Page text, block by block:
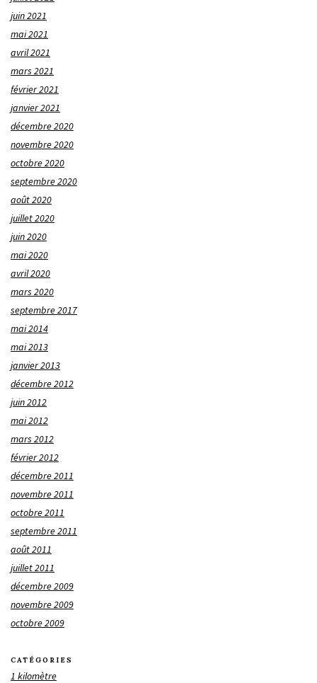
juin 2021
mai 2021
avril 2021
mars 2021
février 2021
janvier 2021
décembre 2020
novembre 2020
octobre 2020
septembre 2020
août 2020
juillet 2020
juin 2020
mai 2020
avril 2020
mars 2020
septembre 2017
mai 2014
mai 2013
janvier 2013
décembre 2012
juin 2012
mai 2012
mars 2012
février 2012
décembre 2011
novembre 2011
octobre 2011
septembre 2011
août 2011
juillet 2011
décembre 2009
novembre 2009
octobre 2009
CATÉGORIES
1 kilomètre